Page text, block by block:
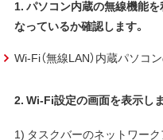
1. パソコン内蔵の無線機能
なっているか確認します。
Wi-Fi（無線LAN）内蔵パソコ
2. Wi-Fi設定の画面を表示しま
1) タスクバーのネットワー